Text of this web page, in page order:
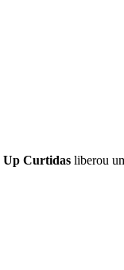
Up Curtidas liberou